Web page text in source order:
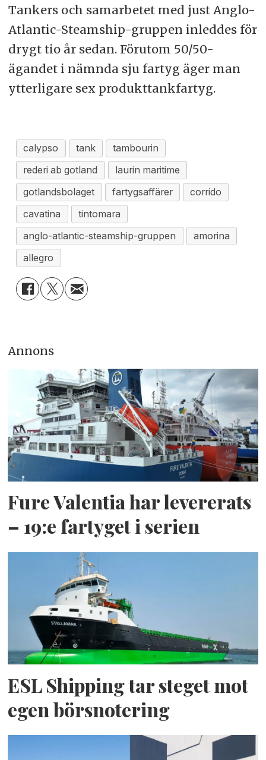
Tankers och samarbetet med just Anglo-
Atlantic-Steamship-gruppen inleddes för
drygt tio år sedan. Förutom 50/50-
ägandet i nämnda sju fartyg äger man
ytterligare sex produkttankfartyg.
calypso tank
tambourin
rederi ab gotland
laurin maritime
gotlandsbolaget
fartygsaffärer
corrido
cavatina
tintomara
anglo-atlantic-steamship-gruppen
amorina
allegro
Annons
Fure Valentia har levererats
– 19:e fartyget i serien
ESL Shipping tar steget mot
egen börsnotering